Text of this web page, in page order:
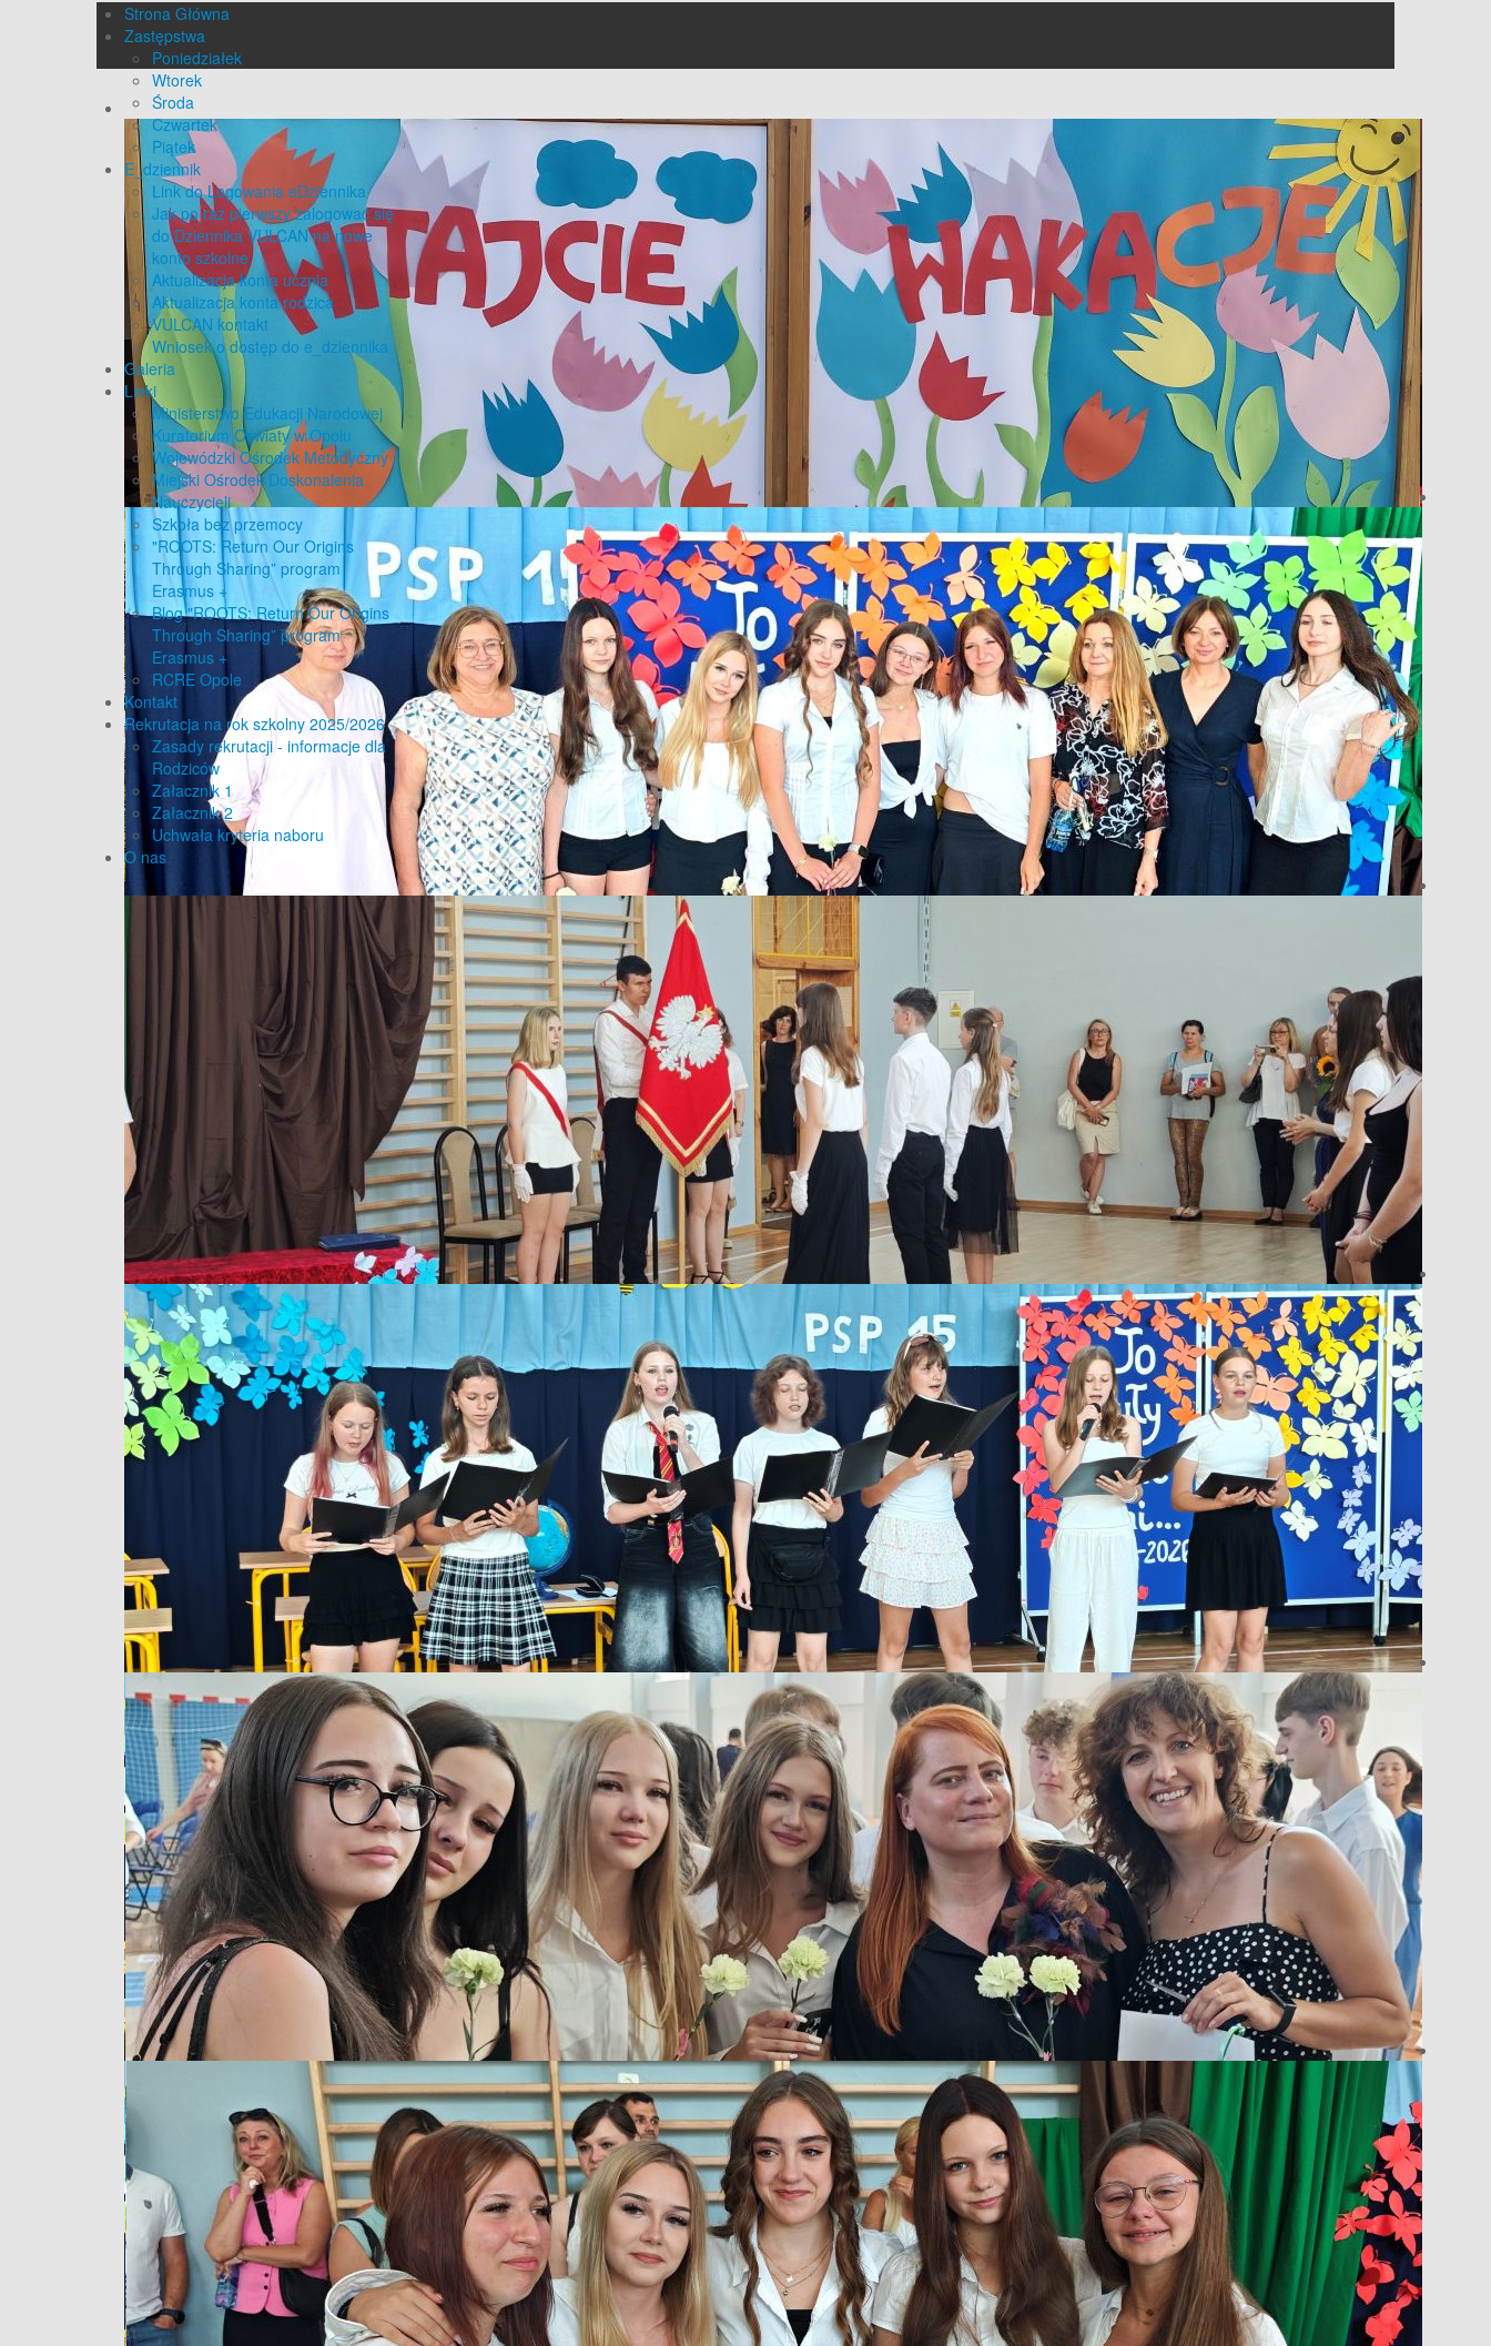
Strona Główna
Zastępstwa
Poniedziałek
Wtorek
Środa
Czwartek
Piątek
E_dziennik
Link do Logowania eDziennika
Jak po raz pierwszy zalogować się
do Dziennika VULCAN na nowe
konto szkolne
Aktualizacja konta ucznia
Aktualizacja konta rodzica
VULCAN kontakt
Wniosek o dostęp do e_dziennika
Galeria
Linki
Ministerstwo Edukacji Narodowej
Kuratorium Oświaty w Opolu
Wojewódzki Ośrodek Metodyczny
Miejski Ośrodek Doskonalenia
Nauczycieli
Szkoła bez przemocy
"ROOTS: Return Our Origins
Through Sharing” program
Erasmus +
Blog "ROOTS: Return Our Origins
Through Sharing” program
Erasmus +
RCRE Opole
Kontakt
Rekrutacja na rok szkolny 2025/2026
Zasady rekrutacji - informacje dla
Rodziców
Załacznik 1
Załacznik 2
Uchwała kryteria naboru
O nas